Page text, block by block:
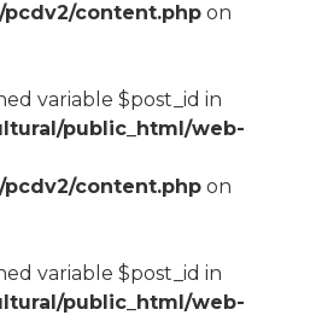
content.phpon
variable $post_id in
public_html/web-
content.phpon
variable $post_id in
public_html/web-